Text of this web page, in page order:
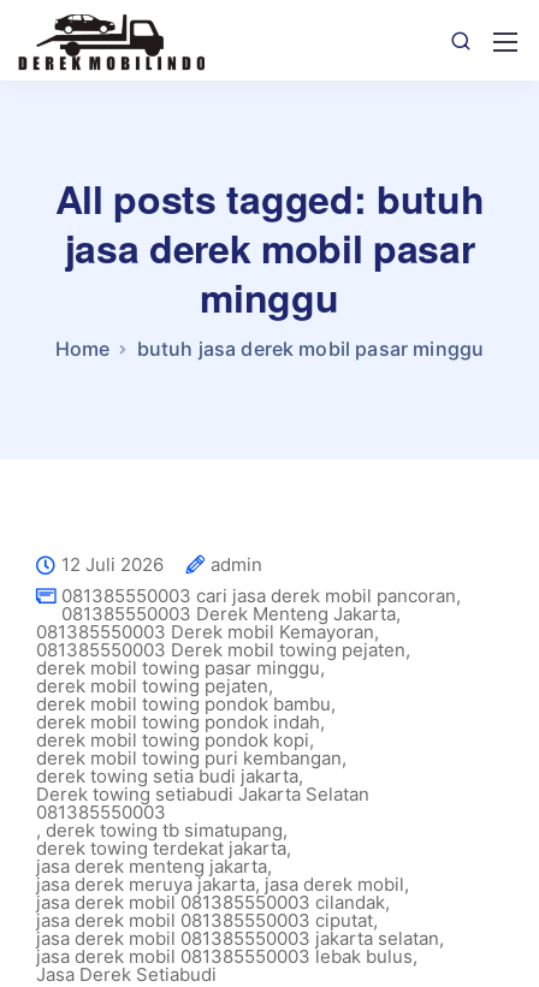
All posts tagged: butuh
jasa derek mobil pasar
minggu
Home butuh jasa derek mobil pasar minggu
12 Juli 2026
admin
081385550003 cari jasa derek mobil pancoran,
081385550003 Derek Menteng Jakarta,
081385550003 Derek mobil Kemayoran,
081385550003 Derek mobil towing pejaten,
derek mobil towing pasar minggu,
derek mobil towing pejaten,
derek mobil towing pondok bambu,
derek mobil towing pondok indah,
derek mobil towing pondok kopi,
derek mobil towing puri kembangan,
derek towing setia budi jakarta,
Derek towing setiabudi Jakarta Selatan
081385550003
, derek towing tb simatupang,
derek towing terdekat jakarta,
jasa derek menteng jakarta,
jasa derek meruya jakarta, jasa derek mobil,
jasa derek mobil 081385550003 cilandak,
jasa derek mobil 081385550003 ciputat,
jasa derek mobil 081385550003 jakarta selatan,
jasa derek mobil 081385550003 lebak bulus,
Jasa Derek Setiabudi